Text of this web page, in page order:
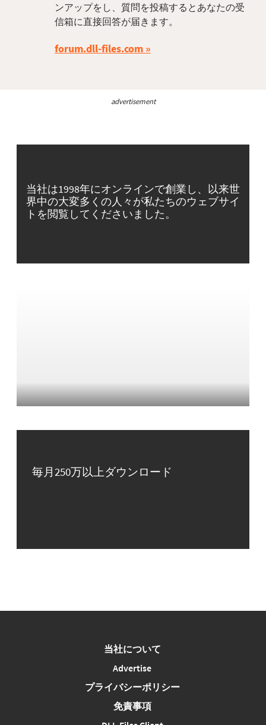
ンアップをし、質問を投稿するとあなたの受
信箱に直接回答が届きます。
forum.dll-files.com
advertisement
当社は1998年にオンラインで創業し、以来世
界中の大変多くの人々が私たちのウェブサイ
トを閲覧してくださいました。
毎月250万以上ダウンロード
当社について
Advertise
プライバシーポリシー
免責事項